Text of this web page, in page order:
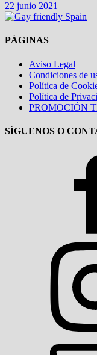
22 junio 2021
PÁGINAS
Aviso Legal
Condiciones de
Política de
Política de
PROMOCIÓN
SÍGUENOS O